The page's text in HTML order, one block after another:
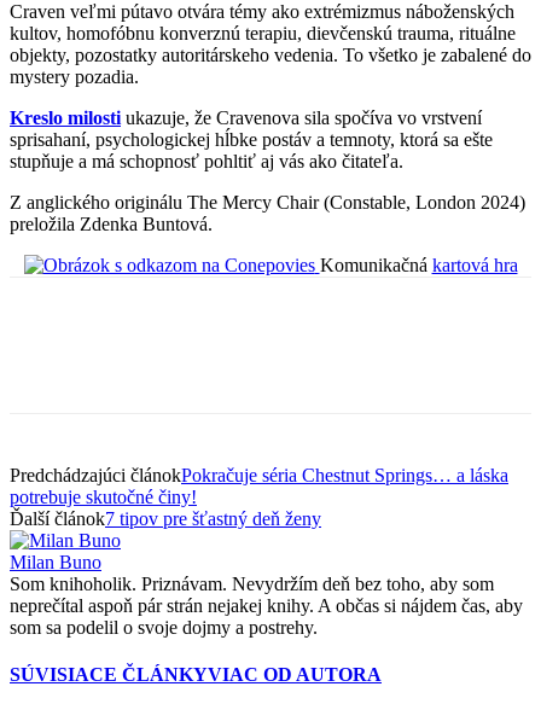
Craven veľmi pútavo otvára témy ako extrémizmus náboženských
kultov, homofóbnu konverznú terapiu, dievčenskú trauma, rituálne
objekty, pozostatky autoritárskeho vedenia. To všetko je zabalené do
mystery pozadia.
Kreslo milosti ukazuje, že Cravenova sila spočíva vo vrstvení
sprisahaní, psychologickej hĺbke postáv a temnoty, ktorá sa ešte
stupňuje a má schopnosť pohltiť aj vás ako čitateľa.
Z anglického originálu The Mercy Chair (Constable, London 2024)
preložila Zdenka Buntová.
Komunikačná kartová hra
Predchádzajúci článokPokračuje séria Chestnut Springs… a láska
potrebuje skutočné činy!
Ďalší článok7 tipov pre šťastný deň ženy
Milan Buno
Som knihoholik. Priznávam. Nevydržím deň bez toho, aby som
neprečítal aspoň pár strán nejakej knihy. A občas si nájdem čas, aby
som sa podelil o svoje dojmy a postrehy.
SÚVISIACE ČLÁNKYVIAC OD AUTORA